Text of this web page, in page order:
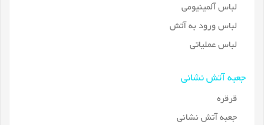
لباس آلمینیومی
لباس ورود به آتش
لباس عملیاتی
جعبه آتش نشانی
قرقره
جعبه آتش نشانی